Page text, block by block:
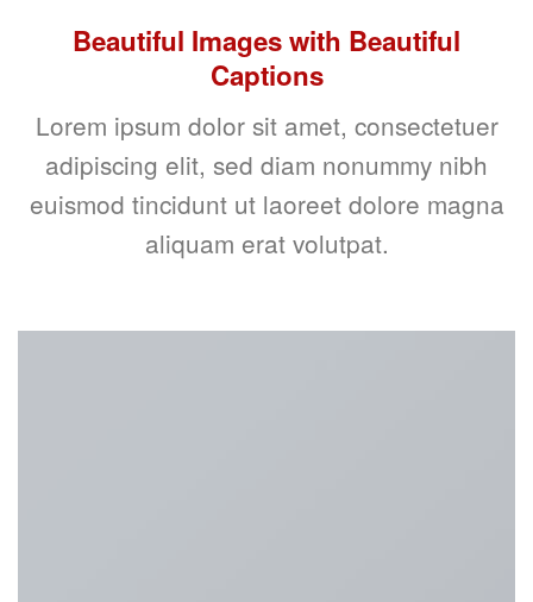
Beautiful Images with Beautiful
Captions
Lorem ipsum dolor sit amet, consectetuer
adipiscing elit, sed diam nonummy nibh
euismod tincidunt ut laoreet dolore magna
aliquam erat volutpat.